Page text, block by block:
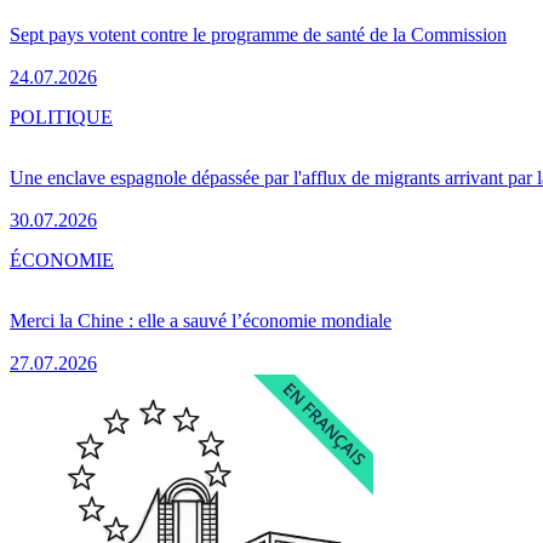
Sept pays votent contre le programme de santé de la Commission
24.07.2026
Une enclave espagnole dépassée par l'afflux de migrants arrivant par
30.07.2026
POLITIQUE
Merci la Chine : elle a sauvé l’économie mondiale
27.07.2026
ÉCONOMIE